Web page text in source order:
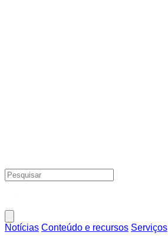
Notícias Conteúdo e recursos Serviços